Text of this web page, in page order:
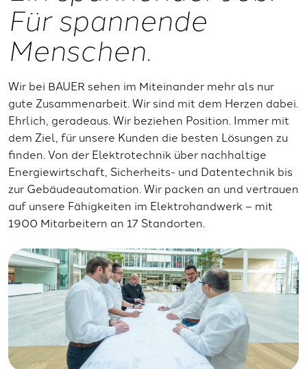
Für spannende
Menschen.
Wir bei BAUER sehen im Miteinander mehr als nur
gute Zusammenarbeit. Wir sind mit dem Herzen dabei.
Ehrlich, geradeaus. Wir beziehen Position. Immer mit
dem Ziel, für unsere Kunden die besten Lösungen zu
finden. Von der Elektrotechnik über nachhaltige
Energiewirtschaft, Sicherheits- und Datentechnik bis
zur Gebäudeautomation. Wir packen an und vertrauen
auf unsere Fähigkeiten im Elektrohandwerk – mit
1900 Mitarbeitern an 17 Standorten.